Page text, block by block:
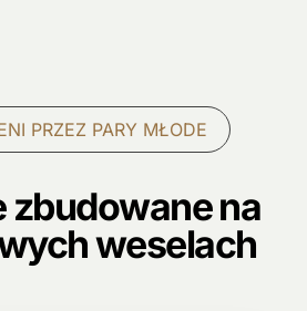
PRZEZ PARY MŁODE
zbudowane na
weselach